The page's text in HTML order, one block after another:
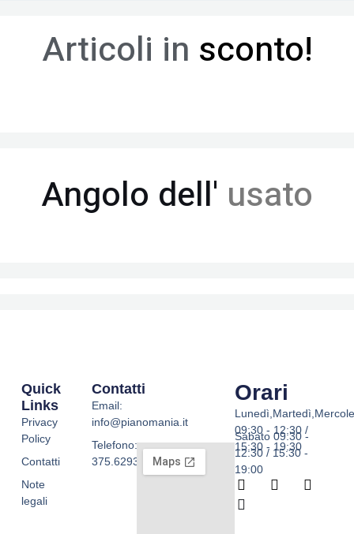
Articoli in sconto!
Angolo dell' usato
Orari
09:30 - 12:30 /
15:30 - 19:30
Sabato 09:30 -
12:30 / 15:30 -
19:00
F
a
c
I T
W
h
a
Quick
Links
Privacy
Policy
Contatti
Note
legali
Contatti
Email:
info@pianomania.it
Telefono:
375.6293755